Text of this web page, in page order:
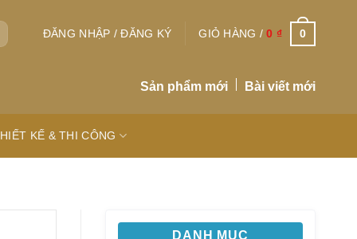
ĐĂNG NHẬP / ĐĂNG KÝ GIỎ HÀNG /0 ₫ 0
Sản phẩm mới Bài viết mới
KẾ & THI CÔNG
DANH MỤC